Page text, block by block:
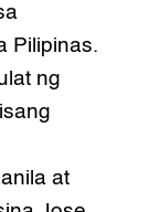
Pilipinas.
ng
at